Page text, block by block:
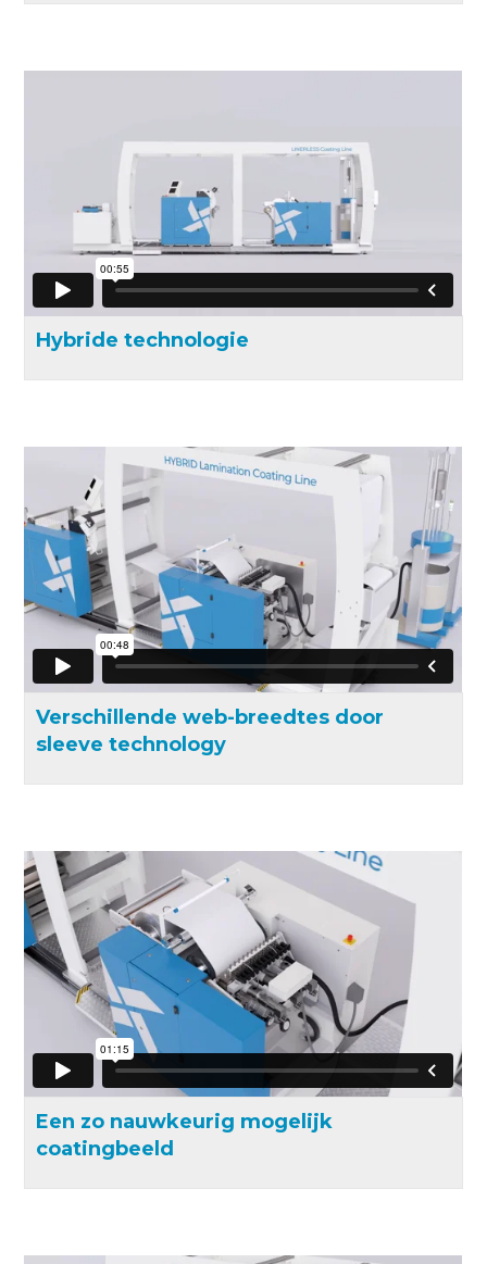
Hybride technologie
Verschillende web-breedtes door
sleeve technology
Een zo nauwkeurig mogelijk
coatingbeeld